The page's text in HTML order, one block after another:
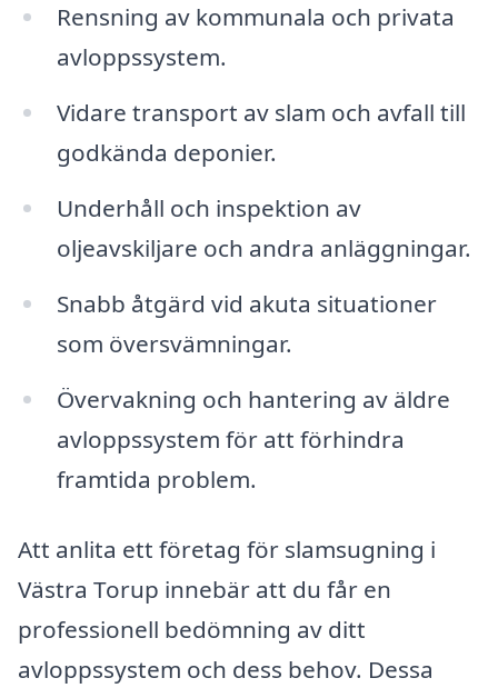
Rensning av kommunala och privata
avloppssystem.
Vidare transport av slam och avfall till
godkända deponier.
Underhåll och inspektion av
oljeavskiljare och andra anläggningar.
Snabb åtgärd vid akuta situationer
som översvämningar.
Övervakning och hantering av äldre
avloppssystem för att förhindra
framtida problem.
Att anlita ett företag för slamsugning i
Västra Torup innebär att du får en
professionell bedömning av ditt
avloppssystem och dess behov. Dessa